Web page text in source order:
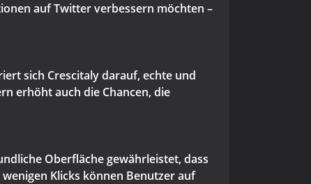
auf Twitter verbessern möchten –
sich Crescitaly darauf, echte und
erhöht auch die Chancen, die
Oberfläche gewährleistet, dass
Klicks können Benutzer auf